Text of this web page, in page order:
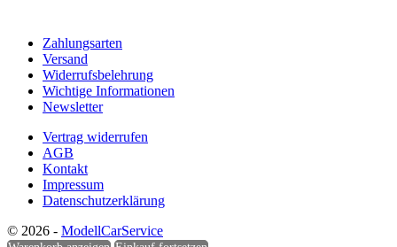
Zahlungsarten
Versand
Widerrufsbelehrung
Wichtige Informationen
Newsletter
Vertrag widerrufen
AGB
Kontakt
Impressum
Datenschutzerklärung
© 2026 - ModellCarService